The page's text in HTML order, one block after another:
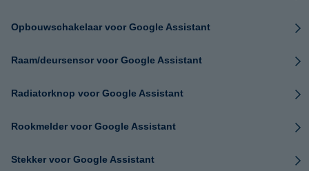
Opbouwschakelaar voor Google Assistant
Raam/deursensor voor Google Assistant
Radiatorknop voor Google Assistant
Rookmelder voor Google Assistant
Stekker voor Google Assistant